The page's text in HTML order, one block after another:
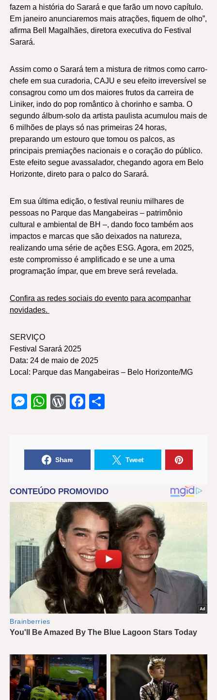
fazem a história do Sarará e que farão um novo capítulo.
Em janeiro anunciaremos mais atrações, fiquem de olho”,
afirma Bell Magalhães, diretora executiva do Festival
Sarará.
Assim como o Sarará tem a mistura de ritmos como carro-
chefe em sua curadoria, CAJU e seu efeito irreversível se
consagrou como um dos maiores frutos da carreira de
Liniker, indo do pop romântico à chorinho e samba. O
segundo álbum-solo da artista paulista acumulou mais de
6 milhões de plays só nas primeiras 24 horas,
preparando um estouro que tomou os palcos, as
principais premiações nacionais e o coração do público.
Este efeito segue avassalador, chegando agora em Belo
Horizonte, direto para o palco do Sarará.
Em sua última edição, o festival reuniu milhares de
pessoas no Parque das Mangabeiras – patrimônio
cultural e ambiental de BH –, dando foco também aos
impactos e marcas que são deixados na natureza,
realizando uma série de ações ESG. Agora, em 2025,
este compromisso é amplificado e se une a uma
programação ímpar, que em breve será revelada.
Confira as redes sociais do evento para acompanhar
novidades.
SERVIÇO
Festival Sarará 2025
Data: 24 de maio de 2025
Local: Parque das Mangabeiras – Belo Horizonte/MG
Messenger
WhatsApp
WordPress
Facebook
Share Tweet